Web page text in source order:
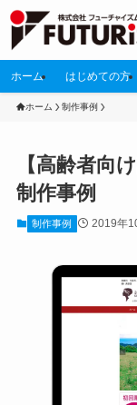
ホーム はじめての方
ホーム 制作事例
【高齢者向
制作事例
制作事例 2019年